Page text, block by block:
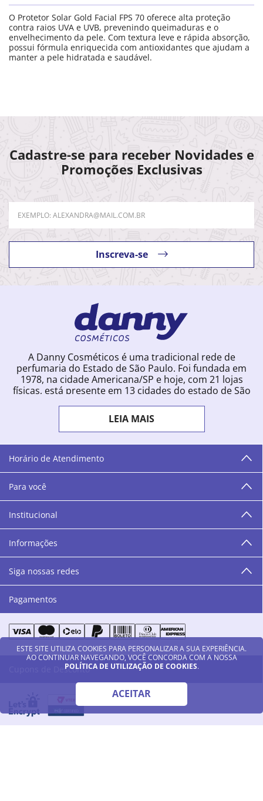
ESTE SITE UTILIZA COOKIES PARA PERSONALIZAR A SUA EXPERIÊNCIA.
AO CONTINUAR NAVEGANDO, VOCÊ CONCORDA COM A NOSSA
POLÍTICA DE UTILIZAÇÃO DE COOKIES.
ACEITAR
O Protetor Solar Gold Facial FPS 70 oferece alta proteção
contra raios UVA e UVB, prevenindo queimaduras e o
envelhecimento da pele. Com textura leve e rápida absorção,
possui fórmula enriquecida com antioxidantes que ajudam a
manter a pele hidratada e saudável.
Cadastre-se para receber Novidades e
Promoções Exclusivas
Inscreva-se
A Danny Cosméticos é uma tradicional rede de
perfumaria do Estado de São Paulo. Foi fundada em
1978, na cidade Americana/SP e hoje, com 21 lojas
físicas, está presente em 13 cidades do estado de São
começou a vender para todo o território brasileiro.
Com uma infinidade de marcas e a filosofia de vender
produtos que vão do popular ao luxo, a Danny
Cosméticos mantém parceria com aproximadamente
300 grandes fornecedores e lançamentos diários na
área de beleza. São 12 centros técnicos que oferecem
programação semanal de cursos e encontros.
“O varejo corre nas nossas veias como nossos valores
humanos, éticos e morais. E que o branco e o azul anil,
as cores da Danny Cosméticos, possam continuar
transmitindo paz e harmonia para todos vocês!”
LEIA MAIS
Horário de Atendimento
Para você
Institucional
Informações
Siga nossas redes
Pagamentos
Cupons de Desconto